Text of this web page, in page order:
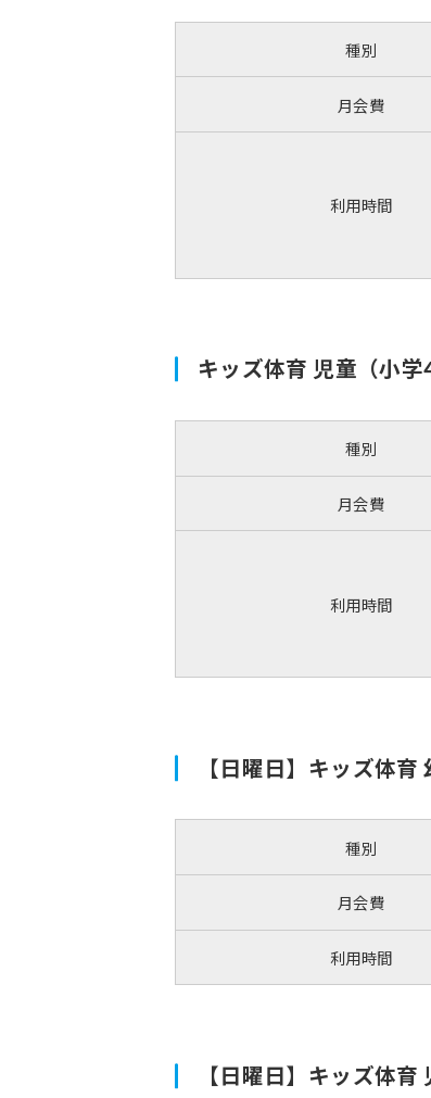
種別
月会費
利用時間
キッズ体育 児童（小学
種別
月会費
利用時間
【日曜日】キッズ体
種別
月会費
利用時間
【日曜日】キッズ体